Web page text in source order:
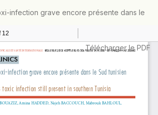
infection grave encore présente dans le
Télécharger
Télécharger le PDF